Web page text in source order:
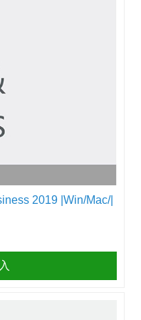
2019 |Win/Mac/|